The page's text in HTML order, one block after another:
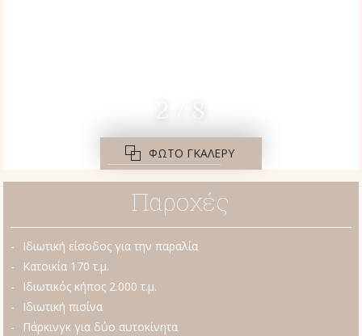
ΦΩΤΟ ΓΚΑΛΕΡΥ
Παροχές
Ιδιωτική είσοδος για την παραλία
Κατοικία 170 τ.μ.
Ιδιωτικός κήπος 2.000 τ.μ.
Ιδιωτική πισίνα
Πάρκινγκ για δύο αυτοκίνητα